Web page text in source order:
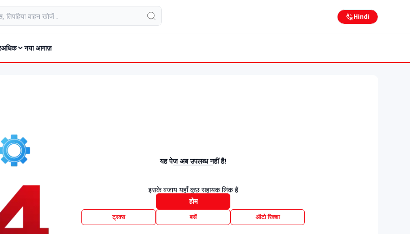
Hindi
अधिक नया आगाज़
यह पेज अब उपलब्ध नहीं है!
इसके बजाय यहाँ कुछ सहायक लिंक हैं
होम
ट्रक्स बसें ऑटो रिक्शा